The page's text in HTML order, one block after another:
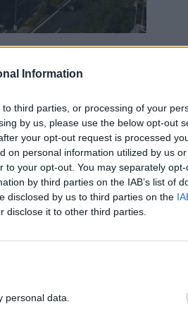
Information
third parties, or processing of your
by us, please use the below opt-out
your opt-out request is processed
on personal information utilized by us
to your opt-out. You may separately
by third parties on the IAB’s list of
disclosed by us to third parties on the
disclose it to other third parties.
personal data.
Κυριακή
οφ της Super
για μία αγωνιστική
ΠΑΕ να κάνει αίτημα
στην τελευταία